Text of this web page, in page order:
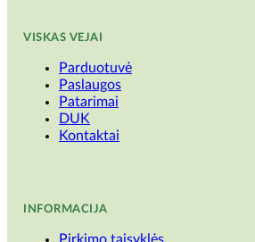
VISKAS VEJAI
Parduotuvė
Paslaugos
Patarimai
DUK
Kontaktai
INFORMACIJA